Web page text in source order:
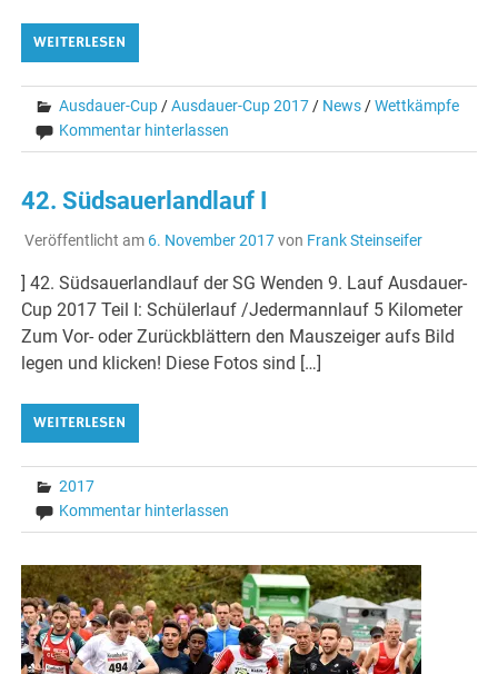
WEITERLESEN
Ausdauer-Cup/Ausdauer-Cup 2017/ News/Wettkämpfe
Kommentar hinterlassen
42. Südsauerlandlauf I
Veröffentlicht am 6. November 2017von Frank Steinseifer
] 42. Südsauerlandlauf der SG Wenden 9. Lauf Ausdauer-
Cup 2017 Teil I: Schülerlauf /Jedermannlauf 5 Kilometer
Zum Vor- oder Zurückblättern den Mauszeiger aufs Bild
legen und klicken! Diese Fotos sind […]
WEITERLESEN
2017
Kommentar hinterlassen